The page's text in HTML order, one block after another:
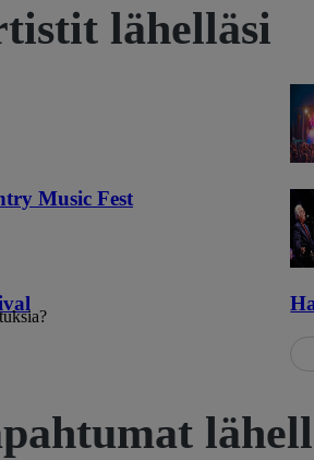
lähelläsi
Music Fest